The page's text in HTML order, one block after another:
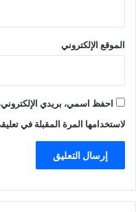
الموقع الإلكتروني
احفظ اسمي، بريدي
لاستخدامها المرة المقبلة في